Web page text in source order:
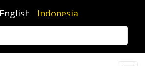
English Indonesia